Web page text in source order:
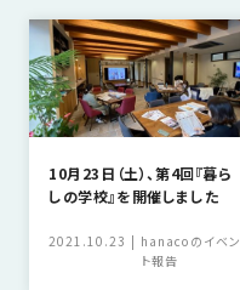
10月23日（土）、第4回『暮ら
しの学校』を開催しました
2021.10.23
hanacoのイベン
ト報告